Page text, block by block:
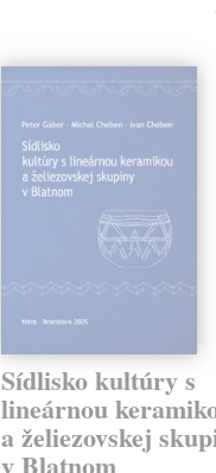
Sídlisko kultúry s
lineárnou
a želiezovskej